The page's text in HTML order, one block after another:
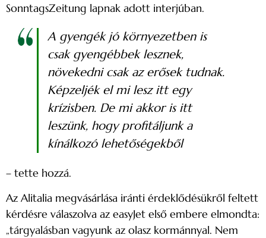
SonntagsZeitung lapnak adott interjúban.
A gyengék jó környezetben is
csak gyengébbek lesznek,
növekedni csak az erősek tudnak.
Képzeljék el mi lesz itt egy
krízisben. De mi akkor is itt
leszünk, hogy profitáljunk a
kínálkozó lehetőségekből
– tette hozzá.
Az Alitalia megvásárlása iránti érdeklődésükről feltett
kérdésre válaszolva az easyJet első embere elmondta:
„tárgyalásban vagyunk az olasz kormánnyal. Nem